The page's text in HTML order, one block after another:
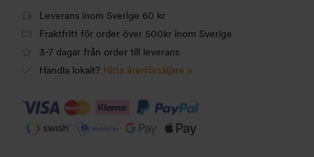
Leverans inom Sverige 60 kr
Fraktfritt för order över 500kr inom Sverige
3-7 dagar från order till leverans
Handla lokalt? Hitta återförsäljare »